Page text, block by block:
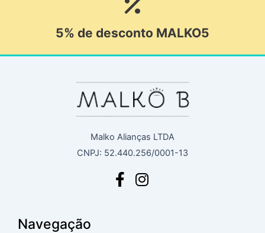
5% de desconto MALKO5
Malko Alianças LTDA
CNPJ: 52.440.256/0001-13
Navegação